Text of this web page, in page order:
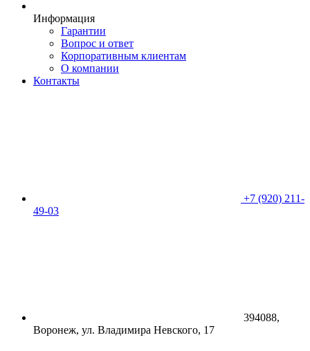
Информация
Гарантии
Вопрос и ответ
Корпоративным клиентам
О компании
Контакты
+7 (920) 211-
49-03
394088,
Воронеж, ул. Владимира Невского, 17